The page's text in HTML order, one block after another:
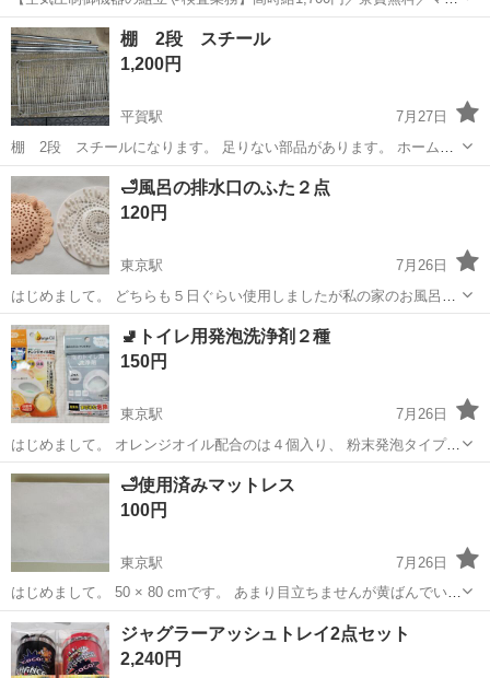
カー通勤OK＆工場敷地内に無料駐車場あり 人気の工場のお仕事 ◇空
気圧制御機器（シリンダ、バルブ等）の製造・組立、検査、梱包、入
出荷業務◇ ＊大手メーカー...
岩手 釜石市 釜石駅
棚 2段 スチール
1,200円
平賀駅
7月27日
棚 2段 スチールになります。 足りない部品があります。 ホームセ
ンターにあります。 サビがある所があります。 受け渡し場所は石川の
道の駅の駐車場になります。
青森 平川市 平賀駅 家庭用品
🛁風呂の排水口のふた２点
120円
東京駅
7月26日
はじめまして。 どちらも５日ぐらい使用しましたが私の家のお風呂に
は不向きなので必要な方に差し上げます。 ピンクの方は直径 12.2
cm、 白い方は直径 13.3 cm でどちらもシリコンです。 ✨もしかした
ら欲しい商品が...
青森 弘前市 東京駅 家庭用品
🚽トイレ用発泡洗浄剤２種
150円
東京駅
7月26日
はじめまして。 オレンジオイル配合のは４個入り、 粉末発泡タイプは
２個入りです。 どちらも手を汚さずトイレに入れるだけで洗浄･除菌･
消臭ができます。 どちらも簡易和式･洋式水洗トイレにはご利用でき
ませんのでご注意ください。 ...
青森 弘前市 東京駅 家庭用品
🛁使用済みマットレス
100円
東京駅
7月26日
はじめまして。 50 × 80 cmです。 あまり目立ちませんが黄ばんでいま
す(写真３枚目)。 表面には目立つ汚れはありません。 さらさらした毛
布のような触り心地です。 ペットなど汚れてしまう所での使用をおす
すめします。 使...
青森 弘前市 東京駅
ジャグラーアッシュトレイ2点セット
2,240円